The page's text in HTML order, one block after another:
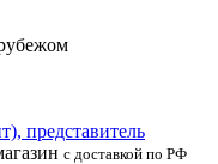
представитель
с доставкой по РФ